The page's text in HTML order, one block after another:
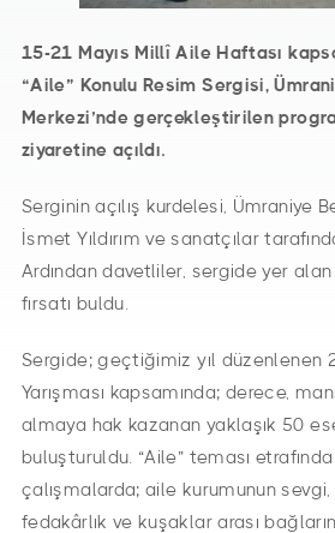
15-21 Mayıs Millî Aile Haftası
“Aile” Konulu Resim Sergisi,
Merkezi’nde gerçekleştirilen
ziyaretine açıldı.
Serginin açılış kurdelesi, Ümraniye
İsmet Yıldırım ve sanatçılar
Ardından davetliler, sergide yer
fırsatı buldu.
Sergide; geçtiğimiz yıl düzenlenen
Yarışması kapsamında; derece,
almaya hak kazanan yaklaşık 50
buluşturuldu. “Aile” teması
çalışmalarda; aile kurumunun sevgi,
fedakârlık ve kuşaklar arası